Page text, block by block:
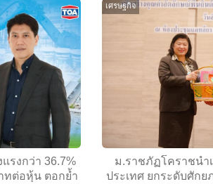
รงกว่า 36.7%
ทต่อหุ้น ตอกย้ำ
เศรษฐกิจ
ม.ราชภัฏโคราชนำ
ประเทศ ยกระดับศักย